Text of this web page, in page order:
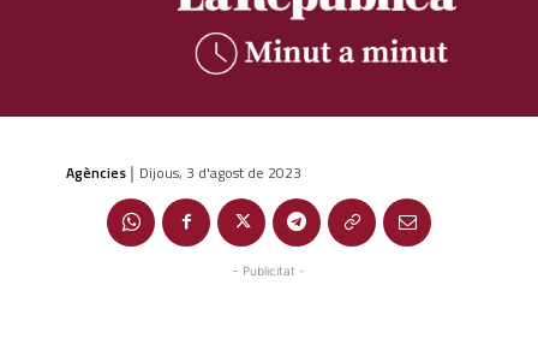
Agències | Dijous, 3 d'agost de 2023
- Publicitat -